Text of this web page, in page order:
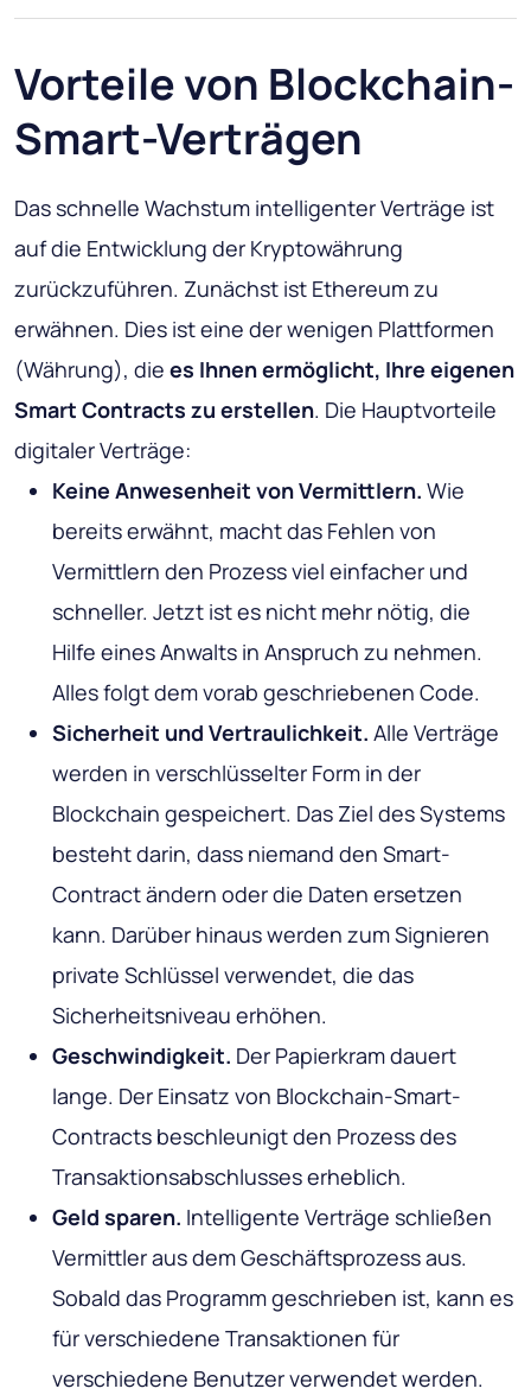
Vorteile von Blockchain-
Smart-Verträgen
Das schnelle Wachstum intelligenter Verträge ist
auf die Entwicklung der Kryptowährung
zurückzuführen. Zunächst ist Ethereum zu
erwähnen. Dies ist eine der wenigen Plattformen
(Währung), die es Ihnen ermöglicht, Ihre eigenen
Smart Contracts zu erstellen. Die Hauptvorteile
digitaler Verträge:
Keine Anwesenheit von Vermittlern. Wie
bereits erwähnt, macht das Fehlen von
Vermittlern den Prozess viel einfacher und
schneller. Jetzt ist es nicht mehr nötig, die
Hilfe eines Anwalts in Anspruch zu nehmen.
Alles folgt dem vorab geschriebenen Code.
Sicherheit und Vertraulichkeit. Alle Verträge
werden in verschlüsselter Form in der
Blockchain gespeichert. Das Ziel des Systems
besteht darin, dass niemand den Smart-
Contract ändern oder die Daten ersetzen
kann. Darüber hinaus werden zum Signieren
private Schlüssel verwendet, die das
Sicherheitsniveau erhöhen.
Geschwindigkeit. Der Papierkram dauert
lange. Der Einsatz von Blockchain-Smart-
Contracts beschleunigt den Prozess des
Transaktionsabschlusses erheblich.
Geld sparen. Intelligente Verträge schließen
Vermittler aus dem Geschäftsprozess aus.
Sobald das Programm geschrieben ist, kann es
für verschiedene Transaktionen für
verschiedene Benutzer verwendet werden.